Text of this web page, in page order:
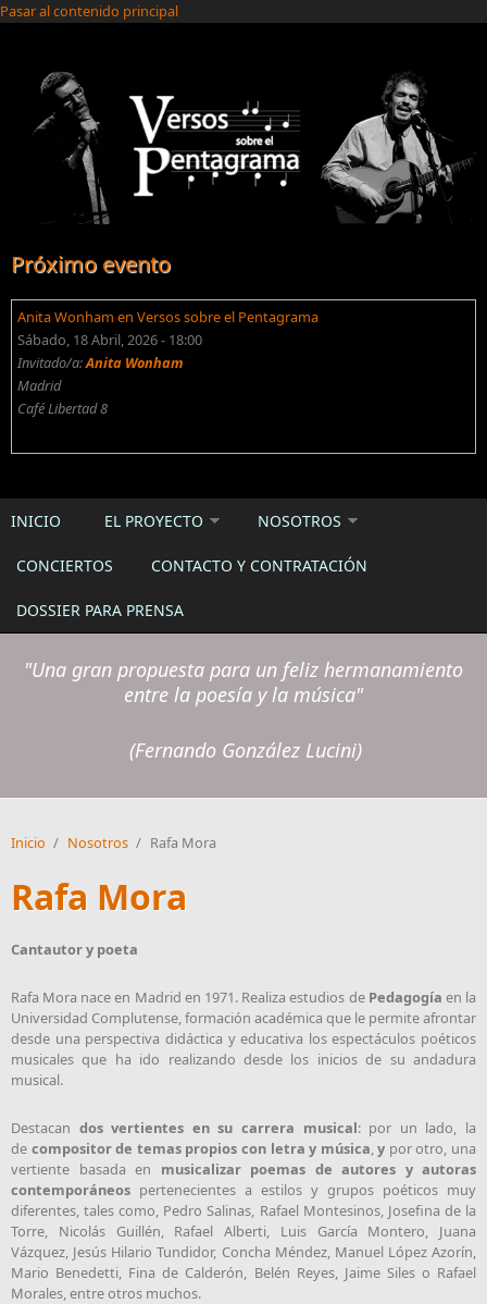
Pasar al contenido principal
Próximo evento
Anita Wonham en Versos sobre el Pentagrama
Sábado, 18 Abril, 2026 - 18:00
Invitado/a:Anita Wonham
Madrid
Café Libertad 8
INICIO EL PROYECTO NOSOTROS
CONCIERTOS CONTACTO Y CONTRATACIÓN
DOSSIER PARA PRENSA
"Una gran propuesta para un feliz hermanamiento
entre la poesía y la música"
(Fernando González Lucini)
Inicio / Nosotros / Rafa Mora
Rafa Mora
Cantautor y poeta
Rafa Mora nace en Madrid en 1971. Realiza estudios de Pedagogía en la
Universidad Complutense, formación académica que le permite afrontar
desde una perspectiva didáctica y educativa los espectáculos poéticos
musicales que ha ido realizando desde los inicios de su andadura
musical.
Destacan dos vertientes en su carrera musical: por un lado, la
de compositor de temas propios con letra y música,y por otro, una
vertiente basada en musicalizar poemas de autores y autoras
contemporáneos pertenecientes a estilos y grupos poéticos muy
diferentes, tales como, Pedro Salinas, Rafael Montesinos, Josefina de la
Torre, Nicolás Guillén, Rafael Alberti, Luis García Montero, Juana
Vázquez, Jesús Hilario Tundidor, Concha Méndez, Manuel López Azorín,
Mario Benedetti, Fina de Calderón, Belén Reyes, Jaime Siles o Rafael
Morales, entre otros muchos.